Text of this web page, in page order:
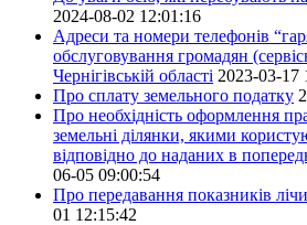
2024-08-02 12:01:16
Адреси та номери телефонів
обслуговування громадян
Чернігівській області 2023-03-17
Про сплату земельного податку
Про необхідність оформлення
земельні ділянки, якими
відповідно до наданих в
06-05 09:00:54
Про передавання показників
01 12:15:42